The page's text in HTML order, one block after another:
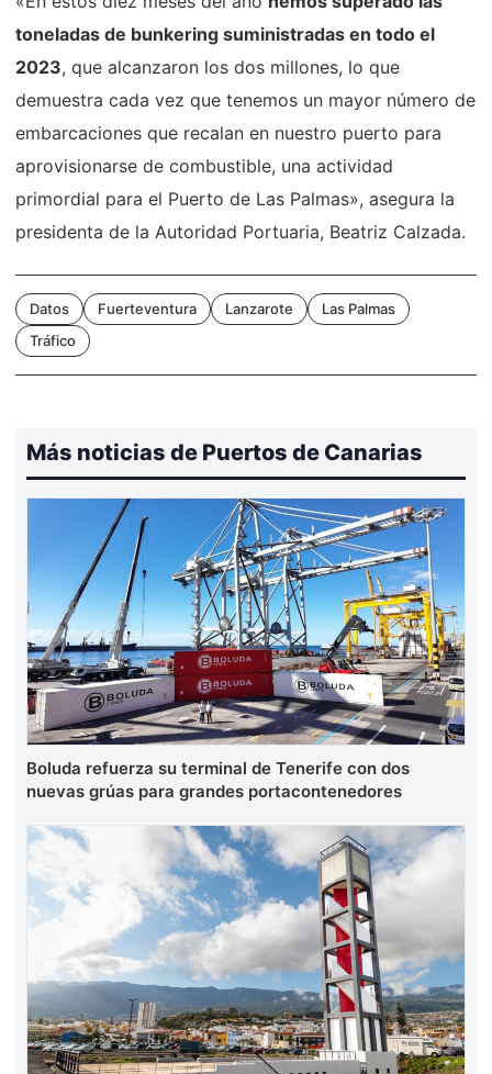
toneladas de bunkering suministradas en todo el
2023, que alcanzaron los dos millones, lo que
demuestra cada vez que tenemos un mayor número de
embarcaciones que recalan en nuestro puerto para
aprovisionarse de combustible, una actividad
primordial para el Puerto de Las Palmas», asegura la
presidenta de la Autoridad Portuaria, Beatriz Calzada.
Datos Fuerteventura Lanzarote
Las Palmas
Tráfico
Más noticias de Puertos de Canarias
Boluda refuerza su terminal de Tenerife con dos
nuevas grúas para grandes portacontenedores